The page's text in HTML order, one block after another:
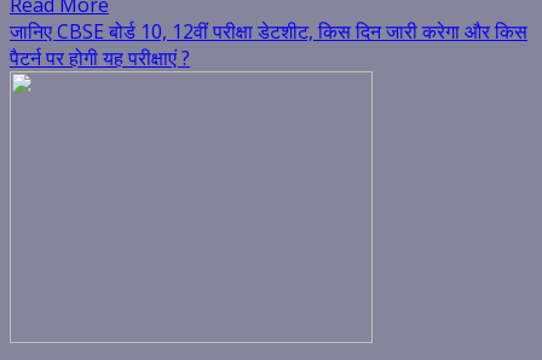
जानिए CBSE बोर्ड 10, 12वीं परीक्षा डेटशीट, किस दिन जारी करेगा और किस
पैटर्न पर होगी यह परीक्षाएं ?